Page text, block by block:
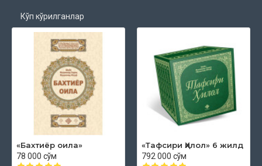
Кўп кўрилганлар
«Бахтиёр оила»
78 000 сўм
«Тафсири Ҳилол» 6 жилд
792 000 сўм